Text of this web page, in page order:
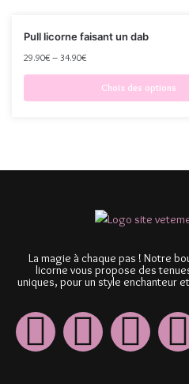
Pull licorne faisant un dab
29.90€ – 34.90€
Choix des options
La magie à chaque pas ! Notre
licorne vous propose des
uniques, pour un style enchanteur